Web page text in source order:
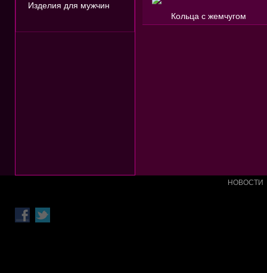
НОВОСТИ
Изделия для мужчин
Кольца с жемчугом